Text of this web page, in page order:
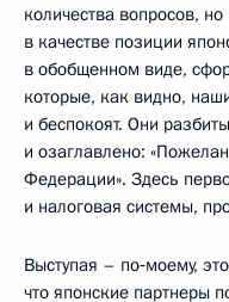
количества вопросов,
в качестве позиции
в обобщенном виде,
которые, как видно,
и беспокоят. Они
и озаглавлено:
Федерации». Здесь
и налоговая системы,
Выступая – по‑моему,
что японские партнеры